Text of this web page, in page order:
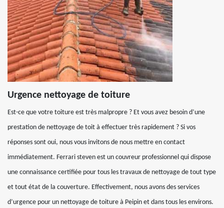
Urgence nettoyage de toiture
Est-ce que votre toiture est très malpropre ? Et vous avez besoin d’une
prestation de nettoyage de toit à effectuer très rapidement ? Si vos
réponses sont oui, nous vous invitons de nous mettre en contact
immédiatement. Ferrari steven est un couvreur professionnel qui dispose
une connaissance certifiée pour tous les travaux de nettoyage de tout type
et tout état de la couverture. Effectivement, nous avons des services
d’urgence pour un nettoyage de toiture à Peipin et dans tous les environs.